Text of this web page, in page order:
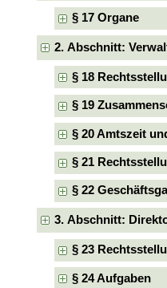
§ 17 Organe
2. Abschnitt:
§ 18
§ 19
§ 20 Amtszeit
§ 21
§ 22
3. Abschnitt:
§ 23
§ 24 Aufgaben